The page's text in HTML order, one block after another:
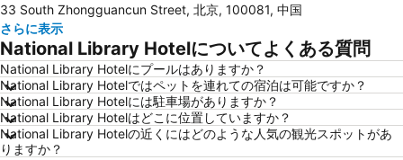
金山嶺長城
Beijing West Railway Station
Dongcheng District
Beijing International Convention Centre
Qianmen
The Place
Houhai
BeiHai Park
Summer palace
Nest-type Beijing Olympic Stadium
National Indoor Stadium
China's National Grand Theater
33 South Zhongguancun Street, 北京, 100081, 中国
さらに表示
National Library Hotelについてよくある質問
National Library Hotelにプールはありますか？
National Library Hotelではペットを連れての宿泊は可能ですか？
National Library Hotelには駐車場がありますか？
National Library Hotelはどこに位置していますか？
National Library Hotelの近くにはどのような人気の観光スポットがあ
りますか？